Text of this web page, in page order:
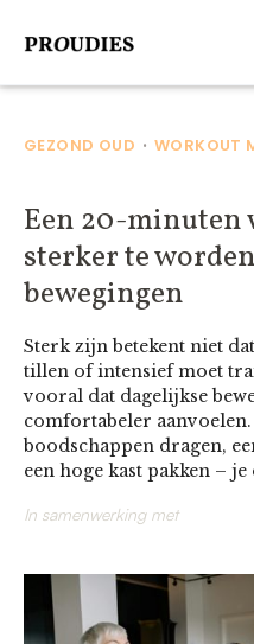
GEZOND OUD • WORKOUT
Een 20-minuten
sterker te
bewegingen
Sterk zijn betekent niet
tillen of intensief moet
vooral dat dagelijkse
comfortabeler aanvoelen.
boodschappen dragen,
een hoge kast pakken – je
In samenwerking met